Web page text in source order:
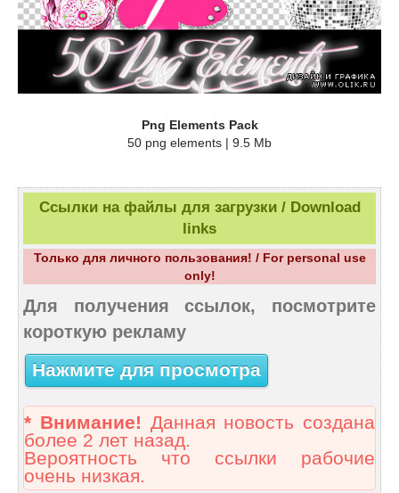
Png Elements Pack
50 png elements | 9.5 Mb
Ссылки на файлы для загрузки / Download
links
Только для личного пользования! / For personal use
only!
Для получения ссылок, посмотрите
короткую рекламу
Нажмите для просмотра
* Внимание! Данная новость создана
более 2 лет назад.
Вероятность что ссылки рабочие
очень низкая.